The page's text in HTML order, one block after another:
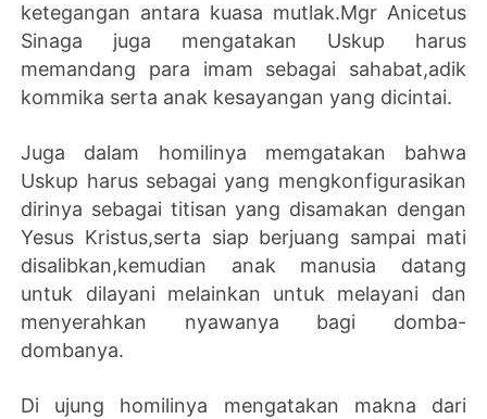
ketegangan antara kuasa mutlak.Mgr Anicetus
Sinaga juga mengatakan Uskup harus
memandang para imam sebagai sahabat,adik
kommika serta anak kesayangan yang dicintai.
Juga dalam homilinya memgatakan bahwa
Uskup harus sebagai yang mengkonfigurasikan
dirinya sebagai titisan yang disamakan dengan
Yesus Kristus,serta siap berjuang sampai mati
disalibkan,kemudian anak manusia datang
untuk dilayani melainkan untuk melayani dan
menyerahkan nyawanya bagi domba-
dombanya.
Di ujung homilinya mengatakan makna dari